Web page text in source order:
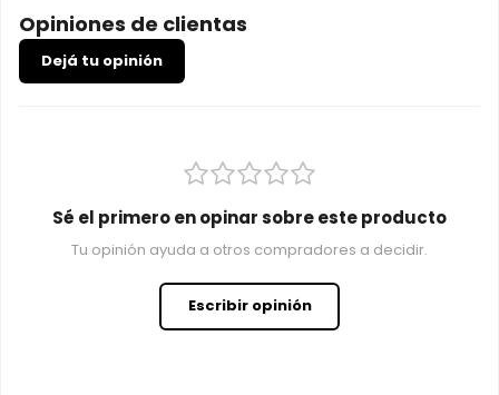
Opiniones de clientas
Dejá tu opinión
Sé el primero en opinar sobre este producto
Tu opinión ayuda a otros compradores a decidir.
Escribir opinión